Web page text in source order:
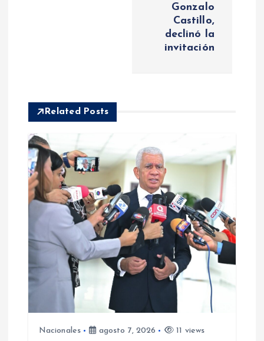
t
r
a
d
a
s
Gonzalo
Castillo,
declinó la
invitación
Related Posts
Nacionales agosto 7, 2026 11 views